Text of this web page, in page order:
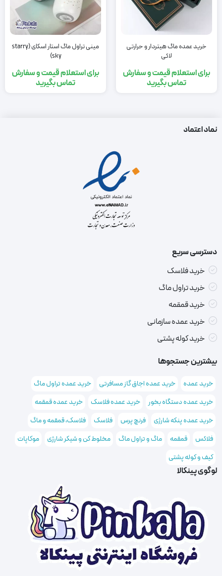
خرید عمده ماگ هیتردار و حرارتی
لاکی
برای استعلام قیمت و سفارش
تماس بگیرید
مینی تراول ماگ استار اسکای (starry
sky)
برای استعلام قیمت و سفارش
تماس بگیرید
نماد اعتماد
دسترسی سریع
خرید فلاسک
خرید تراول ماگ
خرید قمقمه
خرید عمده سازمانی
خرید کوله پشتی
بیشترین جستجوها
خرید عمده خرید عمده اجاق گاز مسافرتی
خرید عمده تراول ماگ
خرید عمده دستگاه بخور
خرید عمده فلاسک
خرید عمده قمقمه
خرید عمده پنکه شارژی
فرنچ پرس فلاسک
فلاسک، قمقمه و ماگ
فلاکس
قمقمه ماگ و تراول ماگ مخلوط کن و شیکر شارژی
موکاپات
کیف و کوله پشتی
لوگوی پینکالا